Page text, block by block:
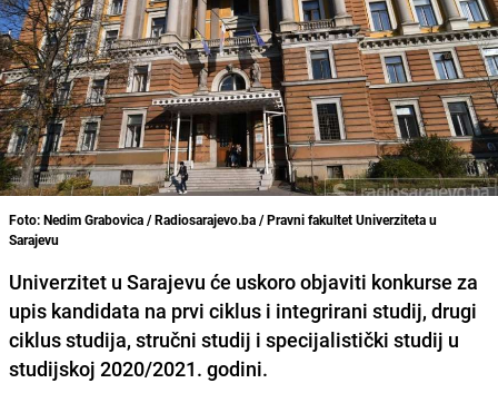
Foto: Nedim Grabovica / Radiosarajevo.ba / Pravni fakultet Univerziteta u
Sarajevu
Univerzitet u Sarajevu će uskoro objaviti konkurse za
upis kandidata na prvi ciklus i integrirani studij, drugi
ciklus studija, stručni studij i specijalistički studij u
studijskoj 2020/2021. godini.